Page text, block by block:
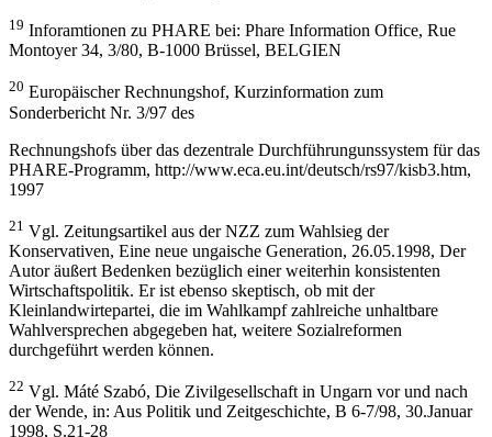
19 Inforamtionen zu PHARE bei: Phare Information Office, Rue
Montoyer 34, 3/80, B-1000 Brüssel, BELGIEN
20 Europäischer Rechnungshof, Kurzinformation zum
Sonderbericht Nr. 3/97 des
Rechnungshofs über das dezentrale Durchführungunssystem für das
PHARE-Programm, http://www.eca.eu.int/deutsch/rs97/kisb3.htm,
1997
21 Vgl. Zeitungsartikel aus der NZZ zum Wahlsieg der
Konservativen, Eine neue ungaische Generation, 26.05.1998, Der
Autor äußert Bedenken bezüglich einer weiterhin konsistenten
Wirtschaftspolitik. Er ist ebenso skeptisch, ob mit der
Kleinlandwirtepartei, die im Wahlkampf zahlreiche unhaltbare
Wahlversprechen abgegeben hat, weitere Sozialreformen
durchgeführt werden können.
22 Vgl. Máté Szabó, Die Zivilgesellschaft in Ungarn vor und nach
der Wende, in: Aus Politik und Zeitgeschichte, B 6-7/98, 30.Januar
1998, S.21-28